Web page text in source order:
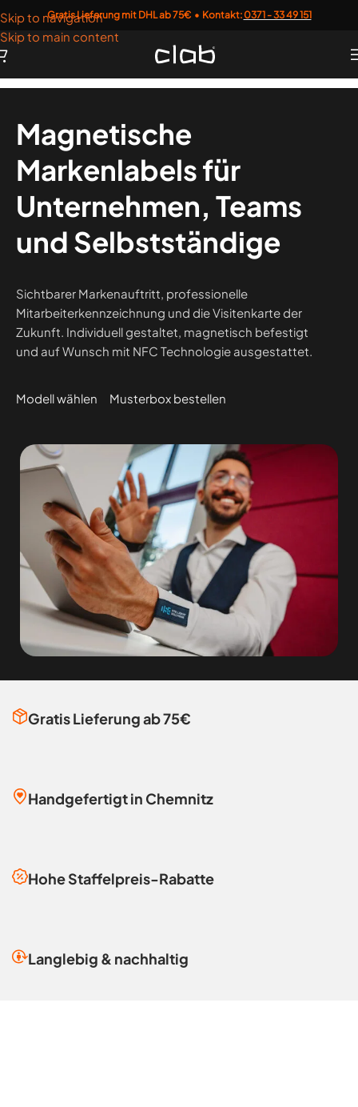
Skip to navigation
Skip to main content
Gratis Lieferung mit DHL ab 75€ • Kontakt:0371 - 33 49 151
Magnetische
Markenlabels für
Unternehmen, Teams
und Selbstständige
Sichtbarer Markenauftritt, professionelle
Mitarbeiterkennzeichnung und die Visitenkarte der
Zukunft. Individuell gestaltet, magnetisch befestigt
und auf Wunsch mit NFC Technologie ausgestattet.
Modell wählen Musterbox bestellen
Gratis Lieferung ab 75€
Handgefertigt in Chemnitz
Hohe Staffelpreis-Rabatte
Langlebig & nachhaltig